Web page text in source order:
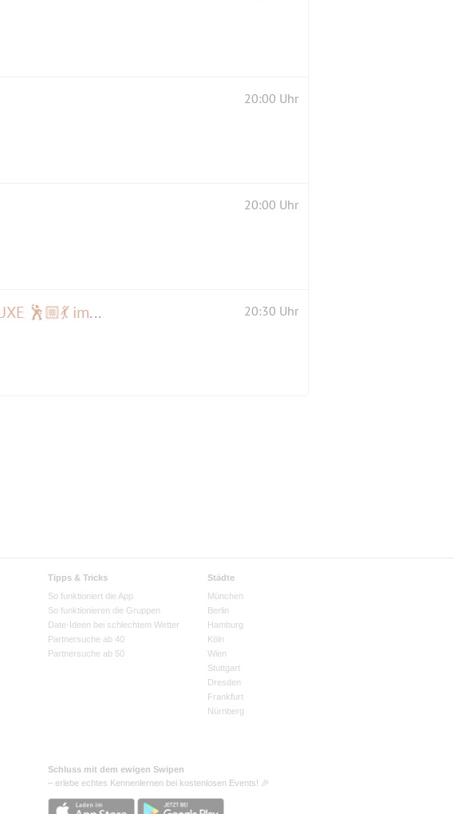
20:00 Uhr
20:00 Uhr
🌟Last MINUTE 🤩 🎶 live 🎶 TRIBUTE 80th 🕺🏼💃🏼 mit NEON DE LUXE 🕺🏼💃 im ARTENSCHUTZ Theater 20:30 Uhr
Tipps & Tricks
So funktioniert die App
So funktionieren die Gruppen
Date-Ideen bei schlechtem Wetter
Partnersuche ab 40
Partnersuche ab 50
Städte
München
Berlin
Hamburg
Köln
Wien
Stuttgart
Dresden
Frankfurt
Nürnberg
Schluss mit dem ewigen Swipen
– erlebe echtes Kennenlernen bei kostenlosen Events! 🎉